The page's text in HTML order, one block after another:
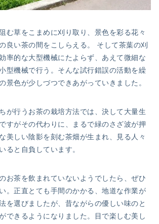
む草をこまめに刈り取り、景色を彩る花々
良い茶の間をこしらえる。 そして茶葉の刈
率的な大型機械にたよらず、あえて微細な
型機械で行う。そんな試行錯誤の活動を繰
景色が少しづつできあがっていきました。
が行うお茶の栽培方法では、決して大量生
すがその代わりに、まるで緑のさざ波が押
美しい陰影を刻む茶畑が生まれ、見る人々
ると自負しています。
お茶を飲まれていないようでしたら、ぜひ
。正直とても手間のかかる、地道な作業が
を選びましたが、昔ながらの優しい味のと
できるようになりました。目で楽しむ美し